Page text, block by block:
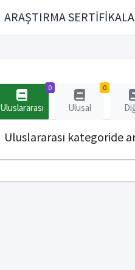
ARAŞTIRMA
0
Uluslararası
0
Ulusal
Uluslararası kategoride